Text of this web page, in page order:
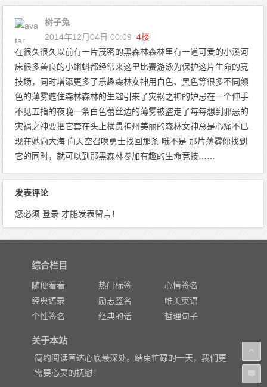
树子兔
2014年12月04日 00:09 4楼
在很久很久以前有一片茂密的黑森林森林里有一道可爱的小溪河
床很多善良的小蝌蚪都经常来这里比赛游泳为保护这片生命的竞
技场，同时增添更多了乐趣森林女神用白色、黑色等很多不同颜
色的薄雾遮住森林森林的生趣引来了灾祸之神的妒忌在一个伸手
不见五指的夜晚一条白色蕾丝边的薄雾被盗走了每每想到邪恶的
灾祸之神要把它套在头上横贯神州美丽的森林女神总是心痛不已
现在她向大海 向天空召唤勇士找回那条 哦不是 那片薄雾你找到
它的同时，就可以到那黑森林参加有趣的生命竞技……
发表评论
您必须 登录 才能发表留言！
综合栏目
随便看看 热门标签
心情签名
经典语录
励志签名
唯美英语
个性签名
经典的话 哲理句子
关于本站
简约阅读直达心底最深处。结束忙碌的一天，我们更
需要心灵的抚慰！